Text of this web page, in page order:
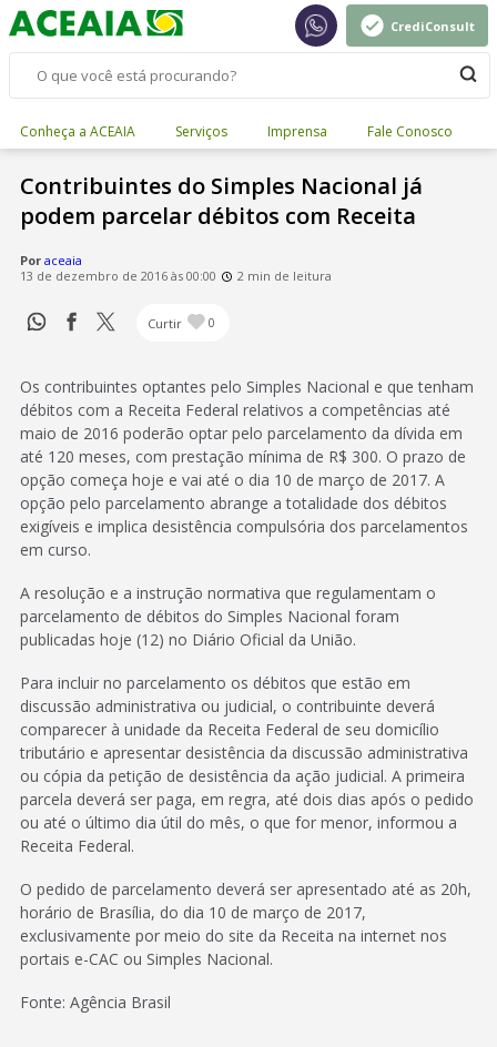
CrediConsult
Conheça a ACEAIA Serviços Imprensa Fale Conosco
Contribuintes do Simples Nacional já
podem parcelar débitos com Receita
Por aceaia
13 de dezembro de 2016 às 00:00
2 min de leitura
Curtir 0
Os contribuintes optantes pelo Simples Nacional e que tenham
débitos com a Receita Federal relativos a competências até
maio de 2016 poderão optar pelo parcelamento da dívida em
até 120 meses, com prestação mínima de R$ 300. O prazo de
opção começa hoje e vai até o dia 10 de março de 2017. A
opção pelo parcelamento abrange a totalidade dos débitos
exigíveis e implica desistência compulsória dos parcelamentos
em curso.
A resolução e a instrução normativa que regulamentam o
parcelamento de débitos do Simples Nacional foram
publicadas hoje (12) no Diário Oficial da União.
Para incluir no parcelamento os débitos que estão em
discussão administrativa ou judicial, o contribuinte deverá
comparecer à unidade da Receita Federal de seu domicílio
tributário e apresentar desistência da discussão administrativa
ou cópia da petição de desistência da ação judicial. A primeira
parcela deverá ser paga, em regra, até dois dias após o pedido
ou até o último dia útil do mês, o que for menor, informou a
Receita Federal.
O pedido de parcelamento deverá ser apresentado até as 20h,
horário de Brasília, do dia 10 de março de 2017,
exclusivamente por meio do site da Receita na internet nos
portais e-CAC ou Simples Nacional.
Fonte: Agência Brasil